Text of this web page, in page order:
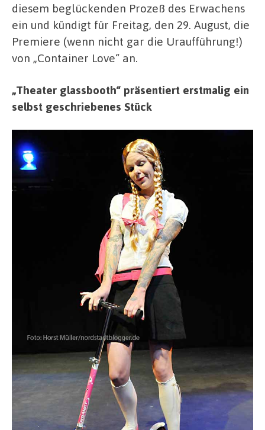
diesem beglückenden Prozeß des Erwachens
ein und kündigt für Freitag, den 29. August, die
Premiere (wenn nicht gar die Uraufführung!)
von „Container Love“ an.
„Theater glassbooth“ präsentiert erstmalig ein
selbst geschriebenes Stück